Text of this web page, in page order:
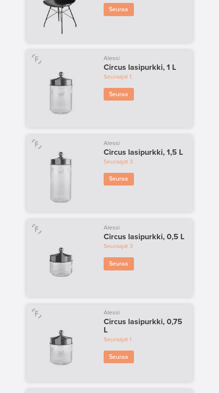
Seuraa
Alessi
Circus lasipurkki, 1 L
Seuraajat1
Seuraa
Alessi
Circus lasipurkki, 1,5 L
Seuraajat 3
Seuraa
Alessi
Circus lasipurkki, 0,5 L
Seuraajat3
Seuraa
Alessi
Circus lasipurkki, 0,75
L
Seuraajat1
Seuraa